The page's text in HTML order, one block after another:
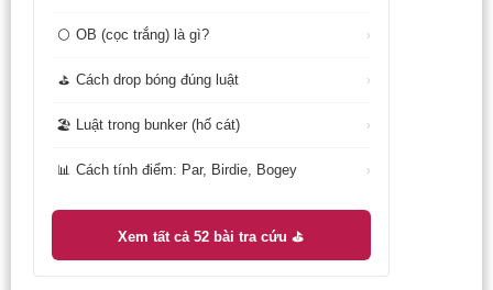
⚪ OB (cọc trắng) là gì? ›
⛳ Cách drop bóng đúng luật ›
🏖️ Luật trong bunker (hố cát) ›
📊 Cách tính điểm: Par, Birdie, Bogey ›
Xem tất cả 52 bài tra cứu ⛳